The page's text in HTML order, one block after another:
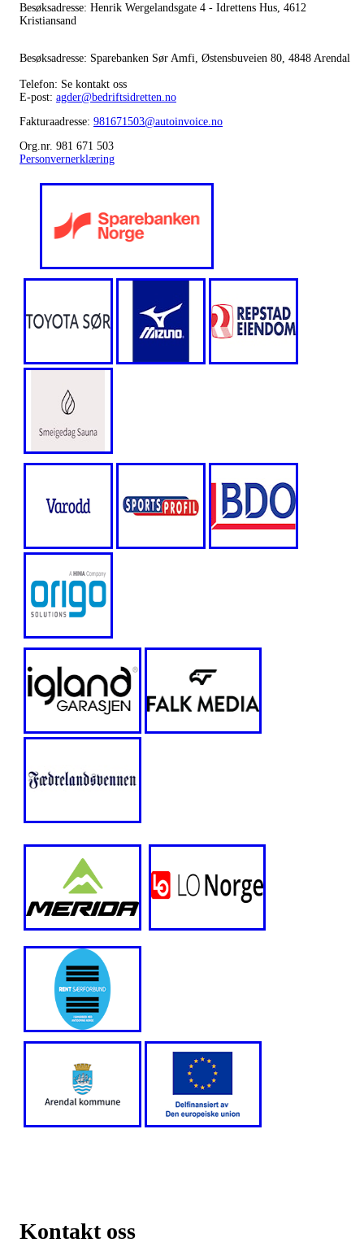
Besøksadresse: Henrik Wergelandsgate 4 - Idrettens Hus, 4612
Kristiansand
Besøksadresse: Sparebanken Sør Amfi, Østensbuveien 80, 4848 Arendal
Telefon: Se kontakt oss
E-post: agder@bedriftsidretten.no
Fakturaadresse: 981671503@autoinvoice.no
Org.nr. 981 671 503
Personvernerklæring
Kontakt oss